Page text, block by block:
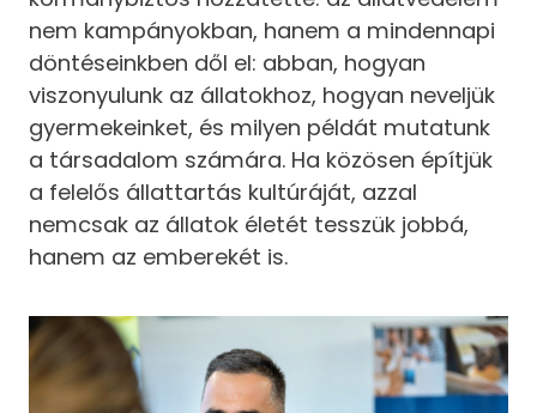
nem kampányokban, hanem a mindennapi
döntéseinkben dől el: abban, hogyan
viszonyulunk az állatokhoz, hogyan neveljük
gyermekeinket, és milyen példát mutatunk
a társadalom számára. Ha közösen építjük
a felelős állattartás kultúráját, azzal
nemcsak az állatok életét tesszük jobbá,
hanem az emberekét is.